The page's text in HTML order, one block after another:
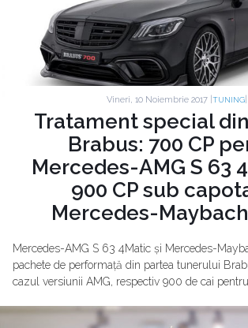
Vineri, 10 Noiembrie 2017 | TUNING
Tratament special
Brabus: 700 CP
Mercedes-AMG S 63
900 CP sub
Mercedes-
Mercedes-AMG S 63 4Matic și Mercedes-
pachete de performață din partea tunerului
cazul versiunii AMG, respectiv 900 de cai